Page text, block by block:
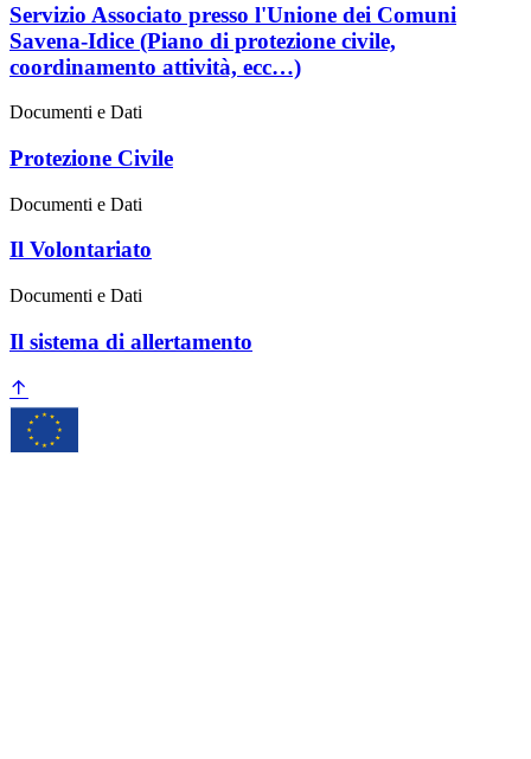
Servizio Associato presso l'Unione dei Comuni
Savena-Idice (Piano di protezione civile,
coordinamento attività, ecc…)
Documenti e Dati
Protezione Civile
Documenti e Dati
Il Volontariato
Documenti e Dati
Il sistema di allertamento